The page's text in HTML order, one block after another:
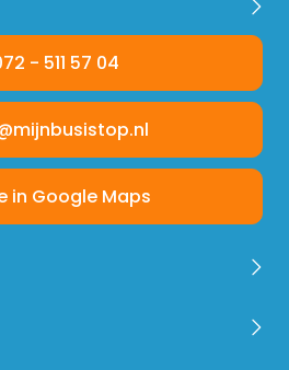
- 511 57 04
in Google Maps